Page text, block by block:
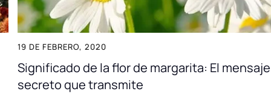
19 DE FEBRERO, 2020
Significado de la flor de margarita: El mensaje
secreto que transmite